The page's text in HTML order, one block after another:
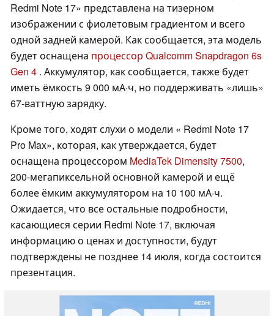
Redmi Note 17» представлена на тизерном
изображении с фиолетовым градиентом и всего
одной задней камерой. Как сообщается, эта модель
будет оснащена процессор Qualcomm Snapdragon 6s
Gen 4 . Аккумулятор, как сообщается, также будет
иметь ёмкость 9 000 мА·ч, но поддерживать «лишь»
67-ваттную зарядку.
Кроме того, ходят слухи о модели « Redmi Note 17
Pro Max», которая, как утверждается, будет
оснащена процессором MediaTek Dimensity 7500,
200-мегапиксельной основной камерой и ещё
более ёмким аккумулятором на 10 100 мА·ч.
Ожидается, что все остальные подробности,
касающиеся серии Redmi Note 17, включая
информацию о ценах и доступности, будут
подтверждены не позднее 14 июля, когда состоится
презентация.